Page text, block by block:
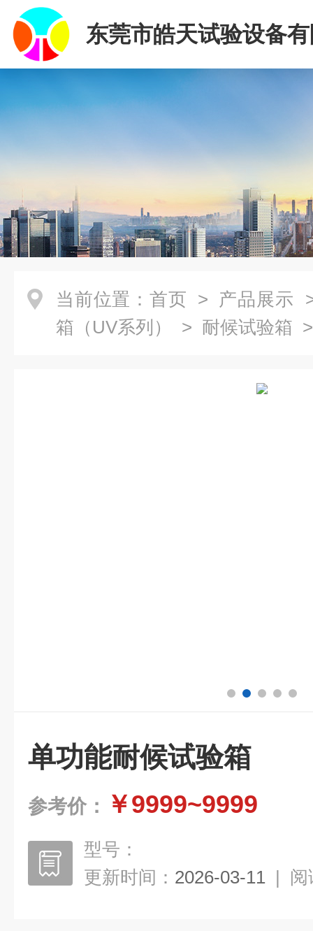
东莞市皓天试验设备
当前位置： 首页 > 产品展示
箱（UV系列）
> 耐候试验箱
单功能耐候试验箱
参考价： ￥9999~9999
型号：
更新时间： 2026-03-11 | 阅